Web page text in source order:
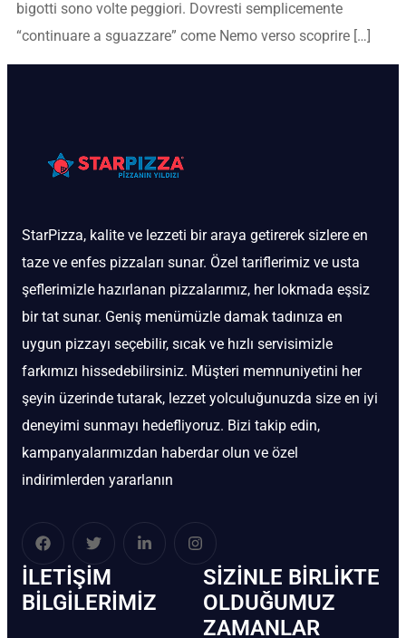
bigotti sono volte peggiori. Dovresti semplicemente
“continuare a sguazzare” come Nemo verso scoprire […]
StarPizza, kalite ve lezzeti bir araya getirerek sizlere en
taze ve enfes pizzaları sunar. Özel tariflerimiz ve usta
şeflerimizle hazırlanan pizzalarımız, her lokmada eşsiz
bir tat sunar. Geniş menümüzle damak tadınıza en
uygun pizzayı seçebilir, sıcak ve hızlı servisimizle
farkımızı hissedebilirsiniz. Müşteri memnuniyetini her
şeyin üzerinde tutarak, lezzet yolculuğunuzda size en iyi
deneyimi sunmayı hedefliyoruz. Bizi takip edin,
kampanyalarımızdan haberdar olun ve özel
indirimlerden yararlanın
İLETIŞIM
BİLGILERIMIZ
SIZINLE BIRLIKTE
OLDUĞUMUZ
ZAMANLAR